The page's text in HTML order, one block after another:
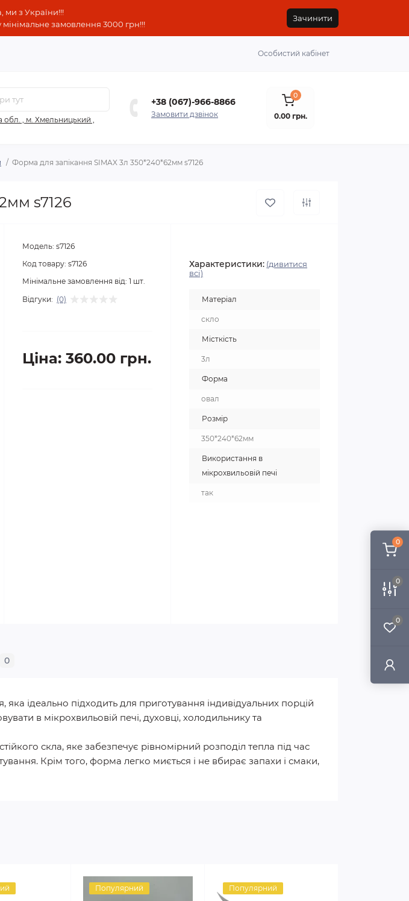
0
0
0
ми з України!!!
замовлення 3000 грн!!!
Зачинити
Особистий кабінет
обл. , м. Хмельницький ,
+38 (067)-966-8866
Замовити дзвінок
0
0.00 грн.
Форма для запікання SIMAX 3л 350*240*62мм s7126
s7126
Модель: s7126
Код товару: s7126
Мінімальне замовлення від: 1 шт.
Відгуки: (0)
Ціна: 360.00 грн.
Характеристики: (дивитися
всі)
Матеріал
скло
Місткість
3л
Форма
овал
Розмір
350*240*62мм
Використання в
мікрохвильовій печі
так
0
ідеально підходить для приготування індивідуальних порцій
в мікрохвильовій печі, духовці, холодильнику та
скла, яке забезпечує рівномірний розподіл тепла під час
Крім того, форма легко миється і не вбирає запахи і смаки,
Популярний Популярний